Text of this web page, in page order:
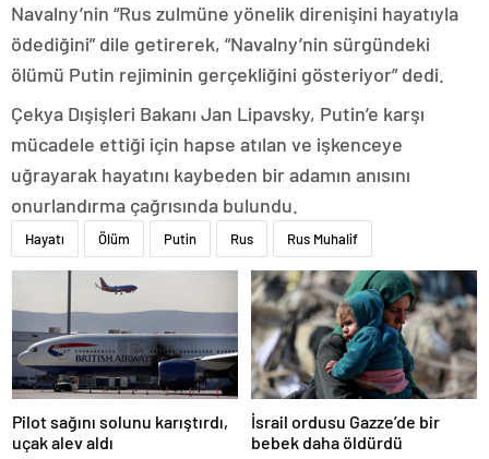
Navalny’nin “Rus zulmüne yönelik direnişini hayatıyla
ödediğini” dile getirerek, “Navalny’nin sürgündeki
ölümü Putin rejiminin gerçekliğini gösteriyor” dedi.
Çekya Dışişleri Bakanı Jan Lipavsky, Putin’e karşı
mücadele ettiği için hapse atılan ve işkenceye
uğrayarak hayatını kaybeden bir adamın anısını
onurlandırma çağrısında bulundu.
Hayatı Ölüm Putin Rus Rus Muhalif
Pilot sağını solunu karıştırdı,
uçak alev aldı
İsrail ordusu Gazze’de bir
bebek daha öldürdü